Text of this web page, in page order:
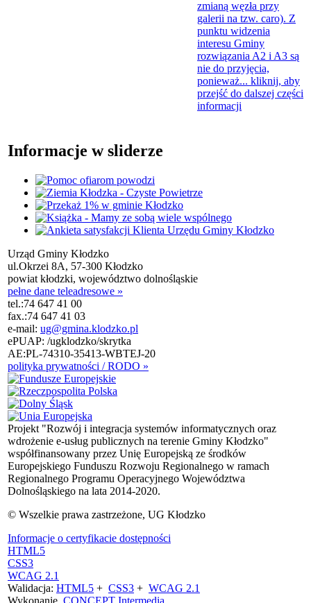
zmianą węzła przy
galerii na tzw. caro). Z
punktu widzenia
interesu Gminy
rozwiązania A2 i A3 są
nie do przyjęcia,
ponieważ... kliknij, aby
przejść do dalszej części
informacji
Informacje w sliderze
Urząd Gminy Kłodzko
ul.Okrzei 8A, 57-300 Kłodzko
powiat kłodzki, województwo dolnośląskie
pełne dane teleadresowe »
tel.:74 647 41 00
fax.:74 647 41 03
e-mail: ug@gmina.klodzko.pl
ePUAP: /ugklodzko/skrytka
AE:PL-74310-35413-WBTEJ-20
polityka prywatności / RODO »
Projekt "Rozwój i integracja systemów informatycznych oraz
wdrożenie e-usług publicznych na terenie Gminy Kłodzko"
współfinansowany przez Unię Europejską ze środków
Europejskiego Funduszu Rozwoju Regionalnego w ramach
Regionalnego Programu Operacyjnego Województwa
Dolnośląskiego na lata 2014-2020.
© Wszelkie prawa zastrzeżone, UG Kłodzko
Informacje o certyfikacie dostępności
HTML5
CSS3
WCAG 2.1
Walidacja: HTML5 + CSS3 + WCAG 2.1
Wykonanie CONCEPT Intermedia